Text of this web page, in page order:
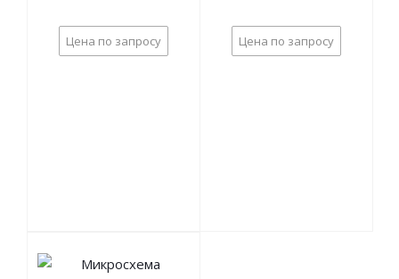
Цена по запросу Цена по запросу